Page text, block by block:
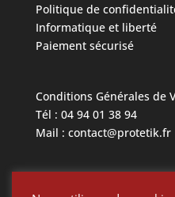
Politique de
Informatique et liberté
Paiement sécurisé
Conditions Générales de
Tél : 04 94 01 38 94
Mail : contact@protetik.fr
Toutes les marques